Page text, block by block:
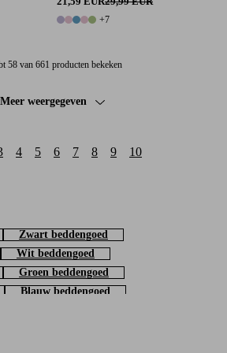
12 kleuren
+7
58 van 661 producten bekeken
Meer weergegeven
4 5 6 7 8 9 10
Zwart beddengoed
Wit beddengoed
Groen beddengoed
Blauw beddengoed